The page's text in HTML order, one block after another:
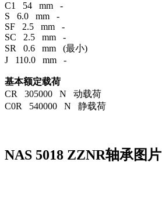
C1 54 mm -
S 6.0 mm -
SF 2.5 mm -
SC 2.5 mm -
SR 0.6 mm (最小)
J 110.0 mm -
基本额定载荷
CR 305000 N 动载荷
C0R 540000 N 静载荷
NAS 5018 ZZNR轴承图片